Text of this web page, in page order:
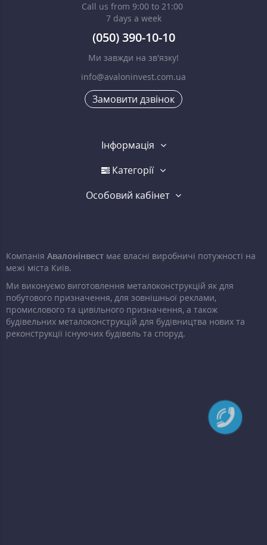
Call us from 9:00 to 21:00
7 days a week
(050) 390-10-10
Ми завжди на зв'язку!
info@avaloninvest.com.ua
Замовити дзвінок
Інформація
Категорії
Особовий кабінет
Компанія Авалонінвест має власні виробничі потужності на
межі міста Київ.
Ми виконуємо виготовлення металоконструкцій як для
побутового призначення, для зовнішньої реклами,
промислового та цивільного призначення, а також
будівельних металоконструкцій для будівництва нових та
реконструкції існуючих будівель та споруд.